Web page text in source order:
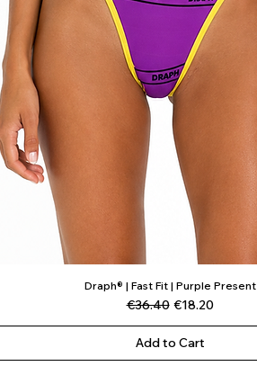
Quick View
Draph® | Fast Fit | Purple Present
Regular Price
€36.40 Sale Price
€18.20
Add to Cart